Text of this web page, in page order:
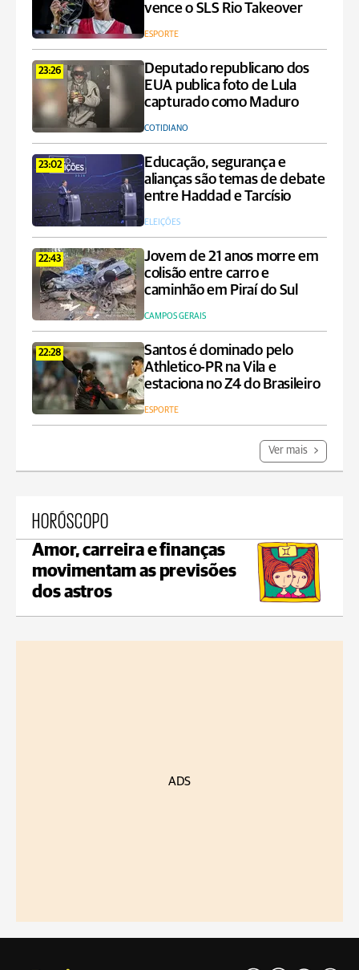
vence o SLS Rio Takeover
ESPORTE
23:26
Deputado republicano dos
EUA publica foto de Lula
capturado como Maduro
COTIDIANO
23:02
Educação, segurança e
alianças são temas de debate
entre Haddad e Tarcísio
ELEIÇÕES
22:43
Jovem de 21 anos morre em
colisão entre carro e
caminhão em Piraí do Sul
CAMPOS GERAIS
22:28
Santos é dominado pelo
Athletico-PR na Vila e
estaciona no Z4 do Brasileiro
ESPORTE
Ver mais
HORÓSCOPO
Amor, carreira e finanças
movimentam as previsões
dos astros
ADS